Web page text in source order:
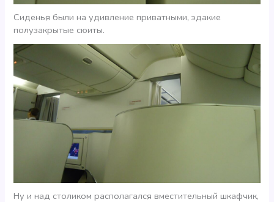
Сиденья были на удивление приватными, эдакие
полузакрытые сюиты.
Ну и над столиком располагался вместительный шкафчик,